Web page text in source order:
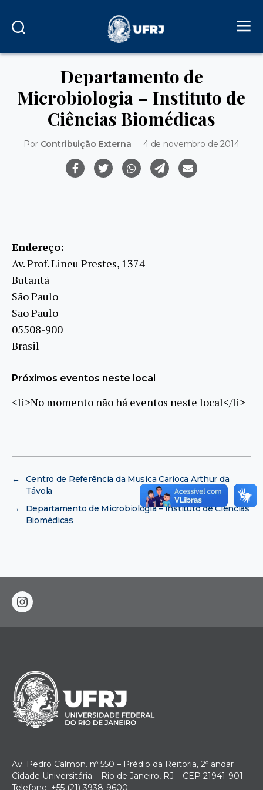
Departamento de
Microbiologia – Instituto de
Ciências Biomédicas
Por Contribuição Externa 4 de novembro de 2014
Endereço:
Av. Prof. Lineu Prestes, 1374
Butantã
São Paulo
São Paulo
05508-900
Brasil
Próximos eventos neste local
<li>No momento não há eventos neste local</li>
←
Centro de Referência da Musica Carioca Arthur da
Távola
→
Departamento de Microbiologia – Instituto de Ciências
Biomédicas
instagram
Av. Pedro Calmon. nº 550 – Prédio da Reitoria, 2º andar
Cidade Universitária – Rio de Janeiro, RJ – CEP 21941-901
Telefone: +55 (21) 3938-9600